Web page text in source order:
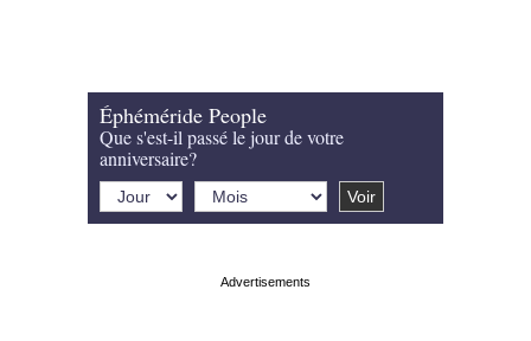
Éphéméride People
Que s'est-il passé le jour de votre
anniversaire?